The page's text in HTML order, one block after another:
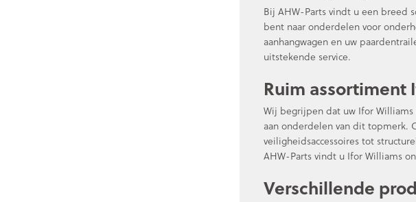
Bij AHW-Parts vindt u een breed
bent naar onderdelen voor
aanhangwagen en uw
uitstekende service.
Ruim assortiment
Wij begrijpen dat uw Ifor
aan onderdelen van dit topmerk.
veiligheidsaccessoires tot
AHW-Parts vindt u Ifor Williams
Verschillende